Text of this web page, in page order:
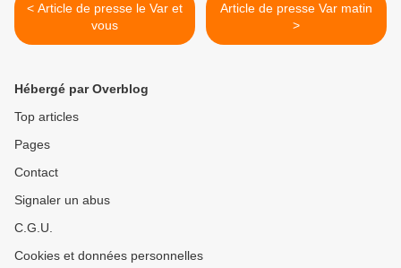
< Article de presse le Var et
vous
Article de presse Var matin
>
Hébergé par Overblog
Top articles
Pages
Contact
Signaler un abus
C.G.U.
Cookies et données personnelles